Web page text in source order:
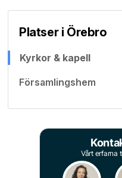
Platser i Örebro
Kyrkor & kapell
Församlingshem
Vårt erfarna